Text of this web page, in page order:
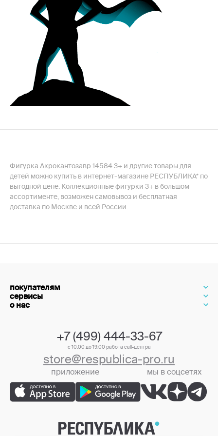
Фигурка Акрокантозавр 14584 3+ и другие товары для
детей можно купить в интернет-магазине РЕСПУБЛИКА* по
выгодной цене. Коллекционные фигурки 3+ в большом
ассортименте, возможен самовывоз и бесплатная
доставка по Москве и всей России.
покупателям
сервисы
о нас
+7 (499) 444-33-67
с 10:00 до 19:00 работа call-центра
store@respublica-pro.ru
приложение мы в соцсетях